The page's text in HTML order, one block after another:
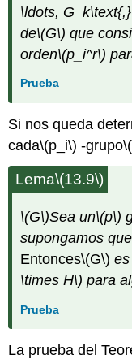
\ldots,
de\(G\) que
orden\(p_i^r\)
Prueba
Si nos queda
cada\(p_i\) -grupo
Lema\(13.9\)
\(G\)Sea un\(p\)
supongamos que
Entonces\(G\)
\times H\) para
Prueba
La prueba del